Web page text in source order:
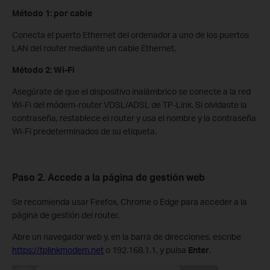
Método 1: por cable
Conecta el puerto Ethernet del ordenador a uno de los puertos
LAN del router mediante un cable Ethernet.
Método 2: Wi-Fi
Asegúrate de que el dispositivo inalámbrico se conecte a la red
Wi-Fi del módem-router VDSL/ADSL de TP-Link. Si olvidaste la
contraseña, restablece el router y usa el nombre y la contraseña
Wi-Fi predeterminados de su etiqueta.
Paso 2. Accede a la página de gestión web
Se recomienda usar Firefox, Chrome o Edge para acceder a la
página de gestión del router.
Abre un navegador web y, en la barra de direcciones, escribe
https://tplinkmodem.net o 192.168.1.1, y pulsa Enter.